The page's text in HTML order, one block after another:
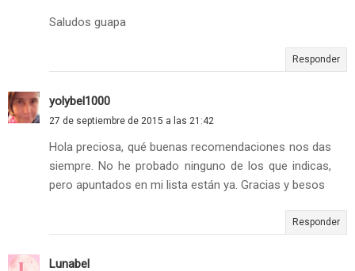
Saludos guapa
Responder
yolybel1000
27 de septiembre de 2015 a las 21:42
Hola preciosa, qué buenas recomendaciones nos das
siempre. No he probado ninguno de los que indicas,
pero apuntados en mi lista están ya. Gracias y besos
Responder
Lunabel